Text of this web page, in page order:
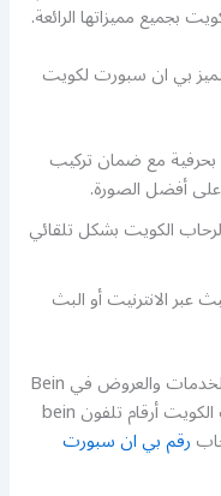
بجميع مميزاتها الرائعة.
بي ان سبورت لكويت
مع ضمان تركيب
على أفضل الصورة.
الكويت بشكل تلقائي
عبر الانترنيت أو البث
تواصلوا معنا ولا تترددوا لنقدم لكم أفضل الخدمات والعروض في Bein
sport Kuwait رقم بي ان سبورت الرحاب الكويت أرقام تلفون bein
رقم بي ان سبورت